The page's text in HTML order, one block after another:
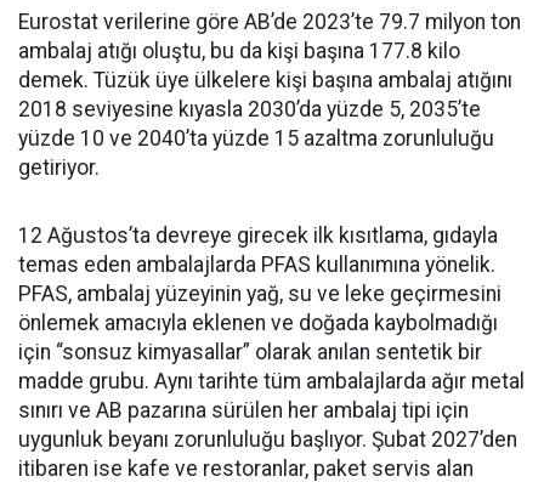
Eurostat verilerine göre AB’de 2023’te 79.7 milyon ton
ambalaj atığı oluştu, bu da kişi başına 177.8 kilo
demek. Tüzük üye ülkelere kişi başına ambalaj atığını
2018 seviyesine kıyasla 2030’da yüzde 5, 2035’te
yüzde 10 ve 2040’ta yüzde 15 azaltma zorunluluğu
getiriyor.
12 Ağustos’ta devreye girecek ilk kısıtlama, gıdayla
temas eden ambalajlarda PFAS kullanımına yönelik.
PFAS, ambalaj yüzeyinin yağ, su ve leke geçirmesini
önlemek amacıyla eklenen ve doğada kaybolmadığı
için “sonsuz kimyasallar” olarak anılan sentetik bir
madde grubu. Aynı tarihte tüm ambalajlarda ağır metal
sınırı ve AB pazarına sürülen her ambalaj tipi için
uygunluk beyanı zorunluluğu başlıyor. Şubat 2027’den
itibaren ise kafe ve restoranlar, paket servis alan